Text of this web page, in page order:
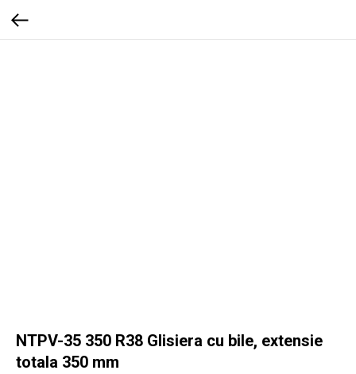
NTPV-35 350 R38 Glisiera cu bile, extensie
totala 350 mm